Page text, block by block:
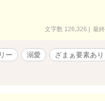
文字数 126,326 | 最
ー 溺愛 ざまぁ要素あり